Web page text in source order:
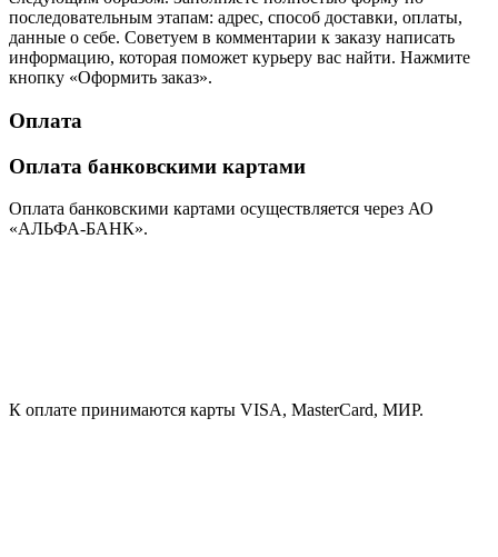
последовательным этапам: адрес, способ доставки, оплаты,
данные о себе. Советуем в комментарии к заказу написать
информацию, которая поможет курьеру вас найти. Нажмите
кнопку «Оформить заказ».
Оплата
Оплата банковскими картами
Оплата банковскими картами осуществляется через АО
«АЛЬФА-БАНК».
К оплате принимаются карты VISA, MasterCard, МИР.